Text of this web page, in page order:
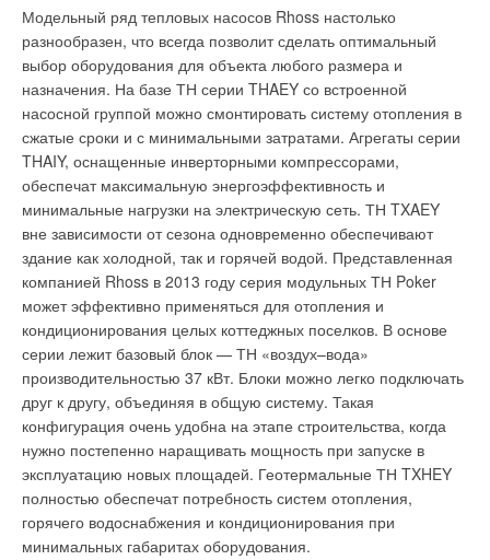
Модельный ряд тепловых насосов Rhoss настолько
разнообразен, что всегда позволит сделать оптимальный
выбор оборудования для объекта любого размера и
назначения. На базе ТН серии THAEY со встроенной
насосной группой можно смонтировать систему отопления в
сжатые сроки и с минимальными затратами. Агрегаты серии
THAIY, оснащенные инверторными компрессорами,
обеспечат максимальную энергоэффективность и
минимальные нагрузки на электрическую сеть. ТН TXAEY
вне зависимости от сезона одновременно обеспечивают
здание как холодной, так и горячей водой. Представленная
компанией Rhoss в 2013 году серия модульных ТН Poker
может эффективно применяться для отопления и
кондиционирования целых коттеджных поселков. В основе
серии лежит базовый блок — ТН «воздух–вода»
производительностью 37 кВт. Блоки можно легко подключать
друг к другу, объединяя в общую систему. Такая
конфигурация очень удобна на этапе строительства, когда
нужно постепенно наращивать мощность при запуске в
эксплуатацию новых площадей. Геотермальные ТН TXHEY
полностью обеспечат потребность систем отопления,
горячего водоснабжения и кондиционирования при
минимальных габаритах оборудования.
массивных преград, что позволяет использовать систему в
большинстве квартир. В зависимости от условий работы
системы уровень мощности сигнала может быть уменьшен
для снижения энергопотребления устройства. Питание всех
устройств обеспечивается тремя аккумуляторными
батареями типа АА (1,5 В) и при нормальном режиме
эксплуатации срок их службы составляет три года.
Регулирование осуществляется по трем ранее
запрограммированным пользователем режимам:
«комфорт», «энергосбережение» и «антизамерзание». Для
каждого из режимов задается требуемая температура
воздуха в помещении в пределах температур, указанных в
табл. 1.
Каждые сутки недели разбиваются на периоды по 30 минут,
и для каждого интервала устанавливается один из трех
режимов отопления. В примере, приведенном на рис. 7,
отображена настройка, при которой в период времени от
18:00 до 20:00 будет поддерживаться комфортный режим с
ранее предустановленной температурой +20 °C; с 20:00 до
21:30 — режим энергосбережения с температурой +16 °C, а
с 21:30 до 24:00 — режим антизамерзания с температурой
+10 °C. Суточный график регулирования всегда